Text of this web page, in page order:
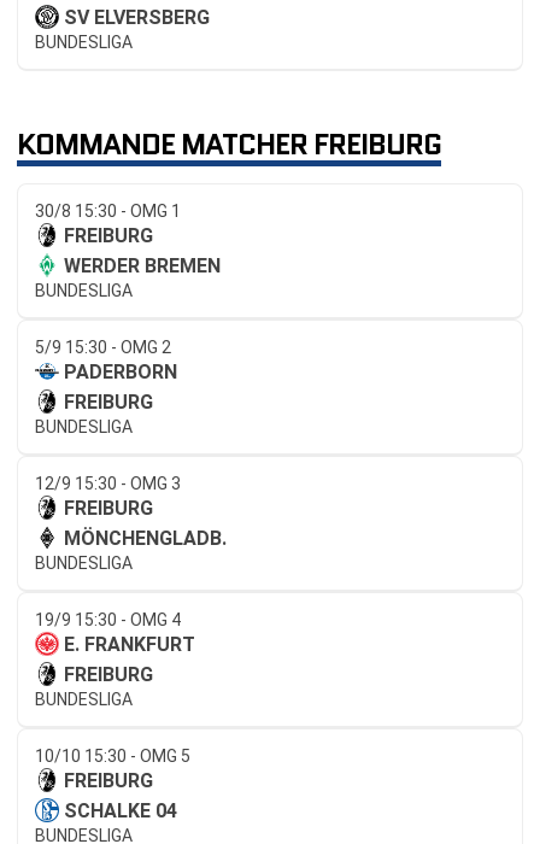
SV ELVERSBERG
BUNDESLIGA
KOMMANDE MATCHER FREIBURG
30/8 15:30 - OMG 1
FREIBURG
WERDER BREMEN
BUNDESLIGA
5/9 15:30 - OMG 2
PADERBORN
FREIBURG
BUNDESLIGA
12/9 15:30 - OMG 3
FREIBURG
MÖNCHENGLADB.
BUNDESLIGA
19/9 15:30 - OMG 4
E. FRANKFURT
FREIBURG
BUNDESLIGA
10/10 15:30 - OMG 5
FREIBURG
SCHALKE 04
BUNDESLIGA